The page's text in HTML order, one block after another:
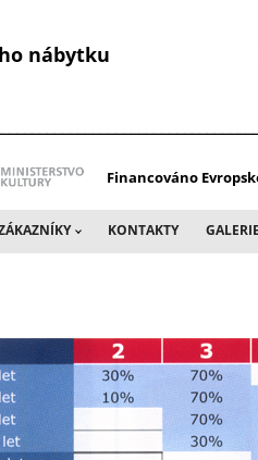
nábytku
Financováno
KONTAKTY GALERIE